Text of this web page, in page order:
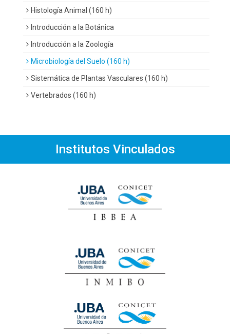
Histología Animal (160 h)
Introducción a la Botánica
Introducción a la Zoología
Microbiología del Suelo (160 h)
Sistemática de Plantas Vasculares (160 h)
Vertebrados (160 h)
Institutos Vinculados